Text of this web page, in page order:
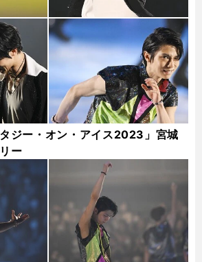
ジー・オン・アイス2023」宮城
ー